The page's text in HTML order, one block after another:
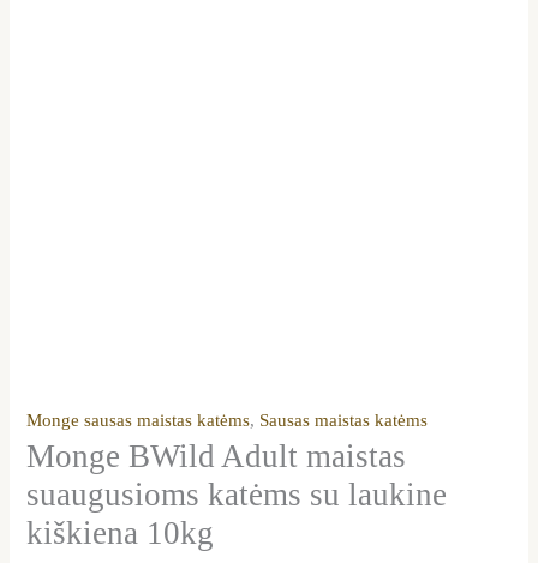
Monge sausas maistas katėms, Sausas maistas katėms
Monge BWild Adult maistas
suaugusioms katėms su laukine
kiškiena 10kg